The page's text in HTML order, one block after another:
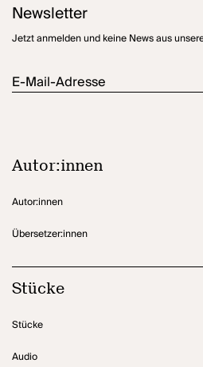
Newsletter
Jetzt anmelden und keine News aus
E-Mail-Adresse
Autor:innen
Autor:innen
Übersetzer:innen
Stücke
Stücke
Audio